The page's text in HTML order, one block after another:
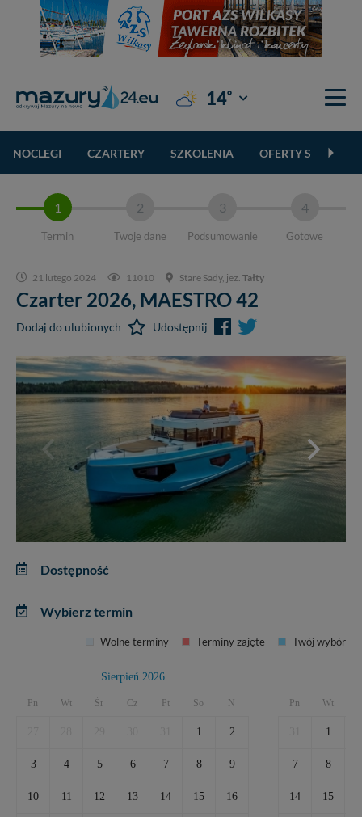
14° Giżycko
NOCLEGI CZARTERY SZKOLENIA OFERTY
1
Termin
2
Twoje dane
3
Podsumowanie
4
Gotowe
21 lutego 2024 11010 Stare Sady, jez. Tałty
Czarter 2026, MAESTRO 42
Dodaj do ulubionych Udostępnij
Dostępność
Wybierz termin
Wolne terminy Terminy zajęte Twój wybór
Sierpień 2026
Pn Wt Śr Cz Pt So N
1 2
3 4 5 6 7 8 9
10 11 12 13 14 15 16
Pn Wt
1
7 8
14 15